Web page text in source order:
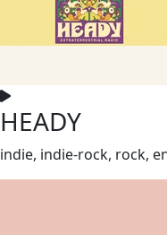
HEADY
indie, indie-rock, rock,